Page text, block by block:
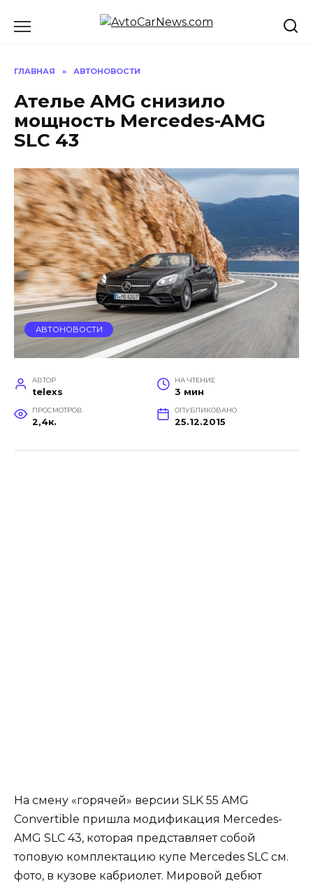
ГЛАВНАЯ » АВТОНОВОСТИ
Ателье AMG снизило
мощность Mercedes-AMG
SLC 43
АВТОНОВОСТИ
АВТОР
telexs
НА ЧТЕНИЕ
3 мин
ПРОСМОТРОВ
2,4к.
ОПУБЛИКОВАНО
25.12.2015
На смену «горячей» версии SLK 55 AMG
Convertible пришла модификация Mercedes-
AMG SLC 43, которая представляет собой
топовую комплектацию купе Mercedes SLC см.
фото, в кузове кабриолет. Мировой дебют